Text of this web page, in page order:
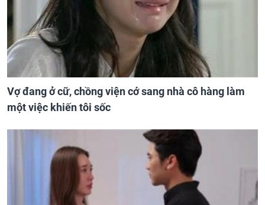
Vợ đang ở cữ, chồng viện cớ sang nhà cô hàng làm
một việc khiến tôi sốc